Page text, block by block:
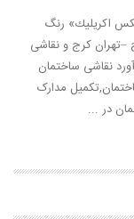
اكريليك» رنگ
–تهران کرج و نقاشی
نقاشی ساختمان
مدارک
در ...